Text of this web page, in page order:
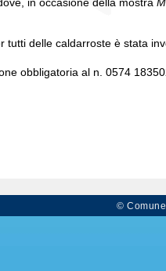
in occasione della mostra
tutti delle caldarroste è stata
obbligatoria al n. 0574
©